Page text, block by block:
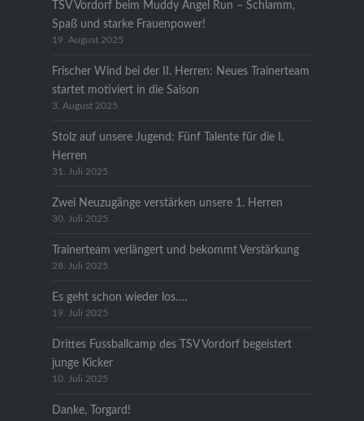
TSV Vordorf beim Muddy Angel Run – Schlamm,
Spaß und starke Frauenpower!
19. August 2025
Frischer Wind bei der II. Herren: Neues Trainerteam
startet motiviert in die Saison
3. August 2025
Stolz auf unsere Jugend: Fünf Talente für die I.
Herren
31. Juli 2025
Zwei Neuzugänge verstärken unsere 1. Herren
30. Juli 2025
Trainerteam verlängert und bekommt Verstärkung
28. Juli 2025
Es geht schon wieder los….
19. Juli 2025
Drittes Fussballcamp des TSV Vordorf begeistert
junge Kicker
10. Juli 2025
Danke, Torgard!